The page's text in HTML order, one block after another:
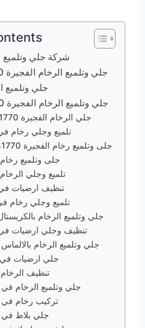
شركة جلي وتلميع
جلي وتلميع الرخام الفجيرة 0555241770
جلي وتلميع
جلي وتلميع الرخام الفجيرة 0555241770
جلي الرخام الفجيرة 0555241770
تلميع وجلي رخام
جلى وتلميع رخام الفجيرة 0555241770
جلى وتلميع رخام
تلميع وجلي الرخام
تنظيف ارضيات في
تلميع وجلي رخام
جلي وتلميع الرخام
تنظيف وجلي ارضيات في
جلي وتلميع الرخام بالالماس
جلي ارضيات في
تنظيف الرخام
جلي وتلميع الرخام في
تركيب رخام في
جلي بلاط في